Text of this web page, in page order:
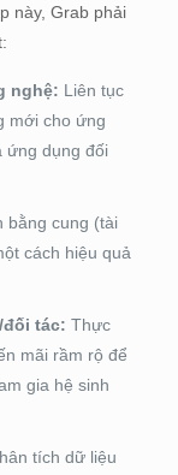
này, Grab phải
nghệ: Liên tục
mới cho ứng
ứng dụng đối
bằng cung (tài
cách hiệu quả
tác: Thực
mãi rầm rộ để
gia hệ sinh
tích dữ liệu